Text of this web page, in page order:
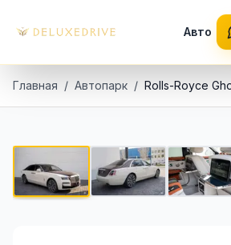
Авто
Главная / Автопарк / Rolls-Royce